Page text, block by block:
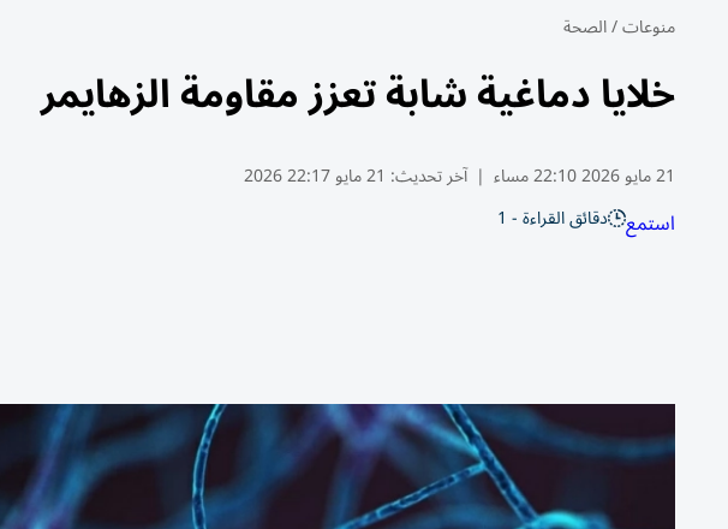
منوعات/الصحة
خلايا دماغية شابة تعزز مقاومة الزهايمر
21 مايو 2026 22:10 مساء | آخر تحديث: 21 مايو 22:17 2026
استمع دقائق القراءة - 1